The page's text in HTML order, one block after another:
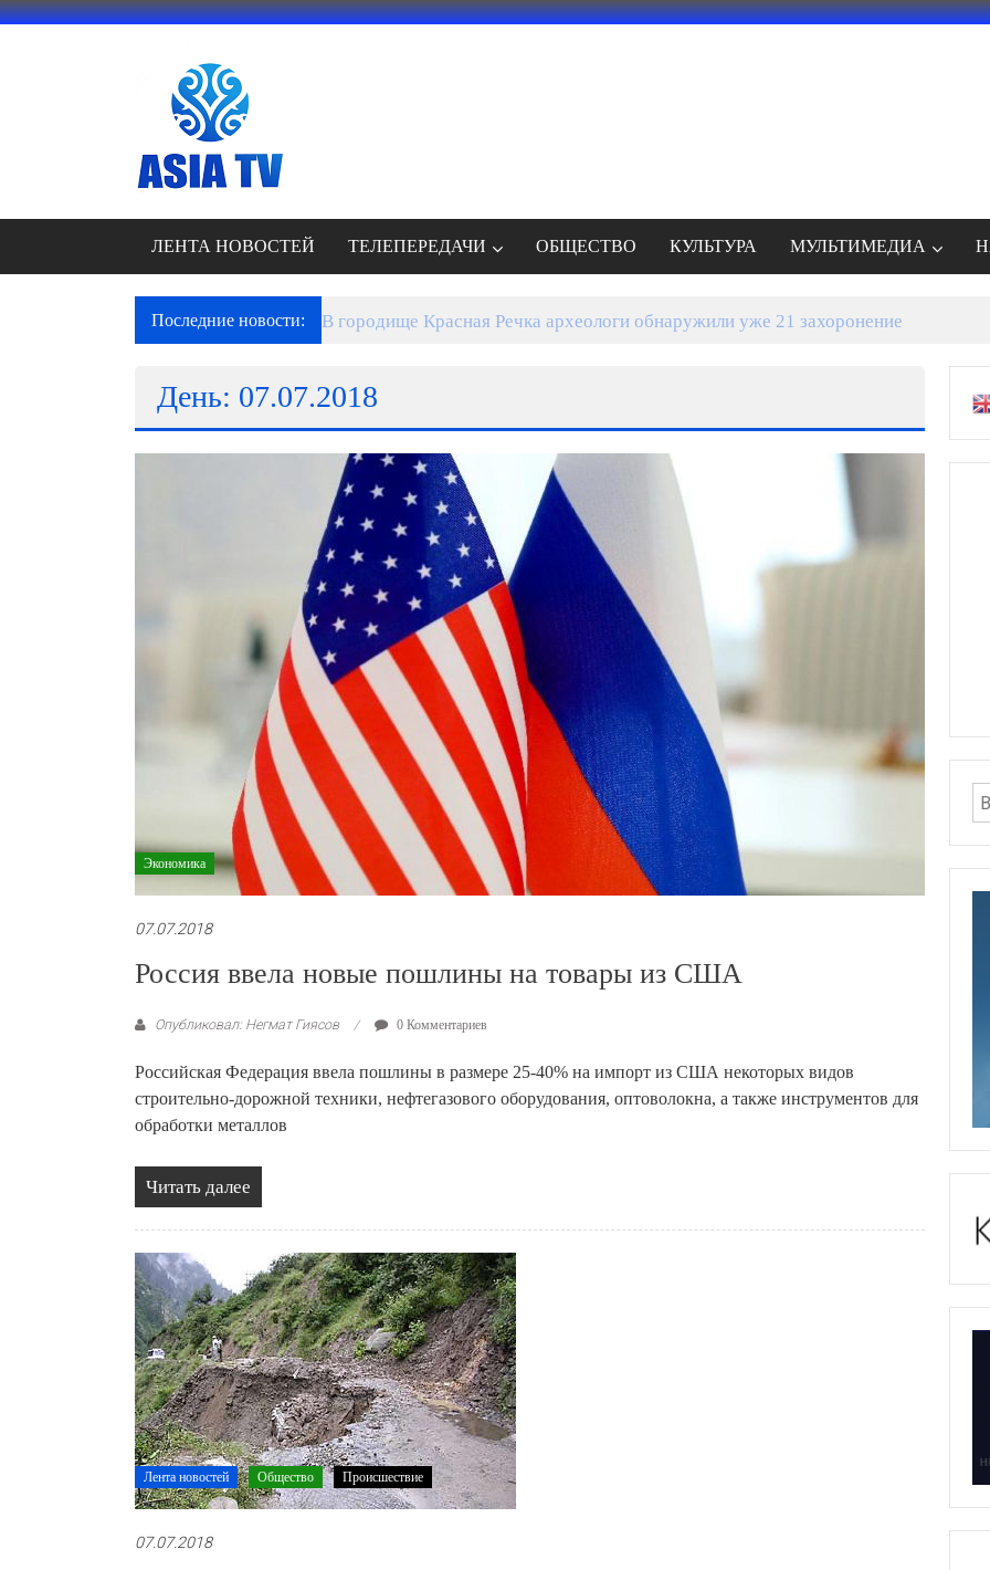
Перейти
АЗИЯ
ТВ
это
телеканал
документальные
музыкальные
ролики
ЛЕНТА НОВОСТЕЙ ТЕЛЕПЕРЕДАЧИ ОБЩЕСТВО КУЛЬТУРА МУЛЬТИМЕДИА
Последние новости: В городище Красная Речка археологи обнаружили уже 21 захоронение
День: 07.07.2018
Экономика
07.07.2018
Россия ввела новые пошлины на товары из США
Опубликовал: Негмат Гиясов 0 Комментариев
Российская Федерация ввела пошлины в размере 25-40% на импорт из США некоторых видов
строительно-дорожной техники, нефтегазового оборудования, оптоволокна, а также инструментов для
обработки металлов
Читать далее
Лента новостей Общество Происшествие
07.07.2018